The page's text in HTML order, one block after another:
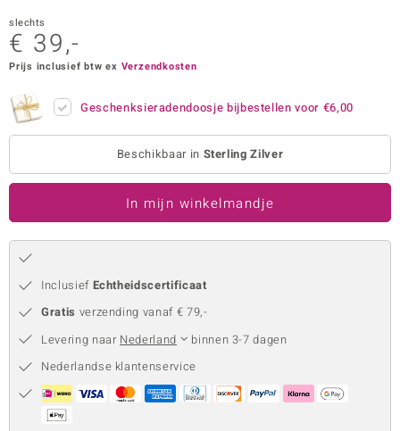
Collection
slechts
€ 39,-
Prijs inclusief btw ex Verzendkosten
Geschenksieradendoosje bijbestellen voor €6,00
Beschikbaar in Sterling Zilver
In mijn winkelmandje
Inclusief Echtheidscertificaat
Gratis verzending vanaf € 79,-
Levering naar Nederland
binnen 3-7 dagen
Nederlandse klantenservice